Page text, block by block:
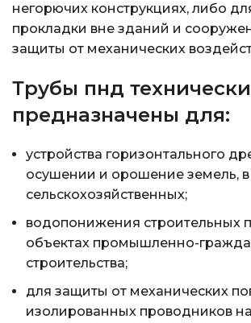
негорючих конструкциях, либо
прокладки вне зданий и
защиты от механических
Трубы пнд
предназначены для:
устройства горизонтального
осушении и орошение земель,
сельскохозяйственных;
водопонижения строительных
объектах промышленно-
строительства;
для защиты от механических
изолированных проводников на